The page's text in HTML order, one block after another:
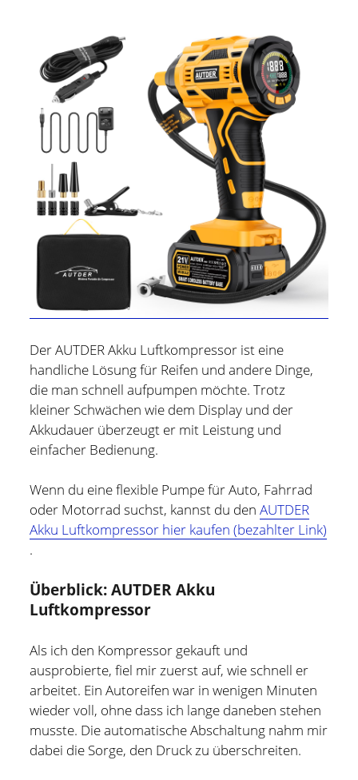
Holger Modler
Beruflich beschäftige ich mich mit User Experience und
HMI-Design, entwickele Tools für das Projektcontrolling
und bin zur Zeit für Prozesse, Methoden und Tools
(PMT) im Compute Middleware Bereich bei der ETAS
GmbH verantwortlich.
begeistere mich für gute Technik, hilfreiche Tipps sowie
lesenswerte (Fach-) Bücher und Blogs.
Der AUTDER Akku Luftkompressor ist eine
handliche Lösung für Reifen und andere Dinge,
die man schnell aufpumpen möchte. Trotz
kleiner Schwächen wie dem Display und der
Akkudauer überzeugt er mit Leistung und
einfacher Bedienung.
Wenn du eine flexible Pumpe für Auto, Fahrrad
oder Motorrad suchst, kannst du denAUTDER
Akku Luftkompressor hier kaufen (bezahlter Link)
.
Überblick: AUTDER Akku
Luftkompressor
Als ich den Kompressor gekauft und
ausprobierte, fiel mir zuerst auf, wie schnell er
arbeitet. Ein Autoreifen war in wenigen Minuten
wieder voll, ohne dass ich lange daneben stehen
musste. Die automatische Abschaltung nahm mir
dabei die Sorge, den Druck zu überschreiten.